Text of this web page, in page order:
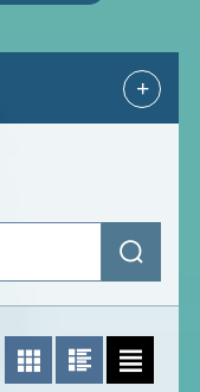
+
送